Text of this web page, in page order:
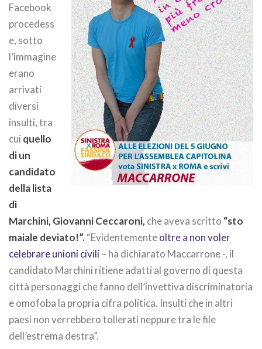
Facebook
procedess
e, sotto
l’immagine
erano
arrivati
diversi
insulti, tra
cui quello
di un
candidato
della lista
di
Marchini, Giovanni Ceccaroni, che aveva scritto “sto
maiale deviato!”.“Evidentementeoltre a non voler
celebrare unioni civili– ha dichiarato Maccarrone -, il
candidato Marchini ritiene adatti al governo di questa
città personaggi che fanno dell’invettiva discriminatoria
e omofoba la propria cifra politica. Insulti che in altri
paesi non verrebbero tollerati neppure tra le file
dell’estrema destra”.